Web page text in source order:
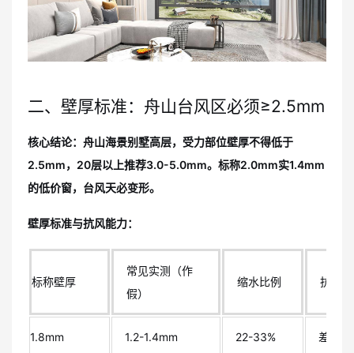
二、壁厚标准：舟山台风区必须≥2.5mm
核心结论：舟山海景别墅高层，受力部位壁厚不得低于
2.5mm，20层以上推荐3.0-5.0mm。标称2.0mm实1.4mm
的低价窗，台风天必变形。
壁厚标准与抗风能力：
标称壁厚
常见实测（作
假）
缩水比例 抗风
1.8mm 1.2-1.4mm 22-33% 差